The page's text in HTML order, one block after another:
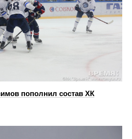
пополнил состав ХК